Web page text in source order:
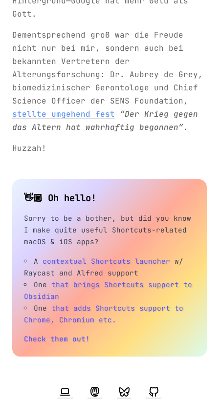
Gott.
Dementsprechend groß war die Freude
nicht nur bei mir, sondern auch bei
bekannten Vertretern der
Alterungsforschung: Dr. Aubrey de Grey,
biomedizinischer Gerontologe und Chief
Science Officer der SENS Foundation,
stellte umgehend fest “Der Krieg gegen
das Altern hat wahrhaftig begonnen”.
Huzzah!
👋🏼 Oh hello!
Sorry to be a bother, but did you know
I make quite useful Shortcuts-related
macOS & iOS apps?
A contextual Shortcuts launcher w/
Raycast and Alfred support
Onethat brings Shortcuts support to
Obsidian
Onethat adds Shortcuts support to
Chrome, Chromium etc.
Check them out!